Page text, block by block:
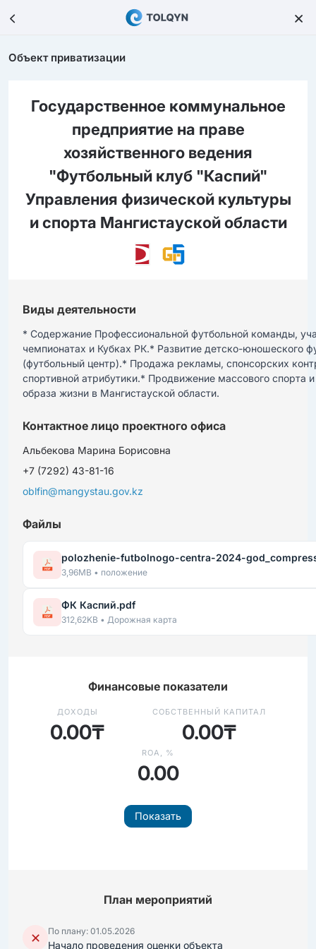
Объект приватизации
Государственное коммунальное
предприятие на праве
хозяйственного ведения
"Футбольный клуб "Каспий"
Управления физической культуры
и спорта Мангистауской области
Виды деятельности
* Содержание Профессиональной футбольной команды,
чемпионатах и Кубках РК.* Развитие детско-юношеского
(футбольный центр).* Продажа рекламы, спонсорских
спортивной атрибутики.* Продвижение массового спорта
образа жизни в Мангистауской области.
Контактное лицо проектного офиса
Альбекова Марина Борисовна
+7 (7292) 43-81-16
oblfin@mangystau.gov.kz
Файлы
polozhenie-futbolnogo-centra-2024-
3,96MB • положение
ФК Каспий.pdf
312,62KB • Дорожная карта
Финансовые показатели
ДОХОДЫ
0.00₸
СОБСТВЕННЫЙ КАПИТАЛ
0.00₸
ROA, %
0.00
Показать
План мероприятий
✕ По плану: 01.05.2026
Начало проведения оценки объекта